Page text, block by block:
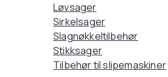
Løvsager
Sirkelsager
Slagnøkkeltilbehør
Stikksager
Tilbehør til slipemaskiner